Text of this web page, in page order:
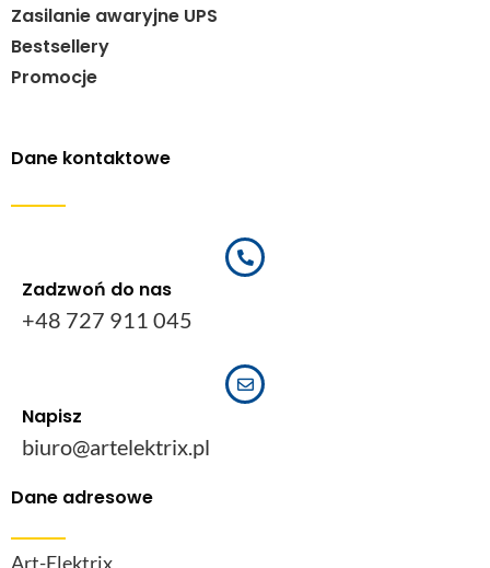
Zasilanie awaryjne UPS
Bestsellery
Promocje
Dane kontaktowe
Zadzwoń do nas
+48 727 911 045
Napisz
biuro@artelektrix.pl
Dane adresowe
Art-Elektrix